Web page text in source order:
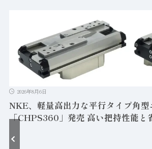
2026年8月6日
NKE、軽量高出力な平行タイプ角型
「CHPS360」発売 高い把持性能と